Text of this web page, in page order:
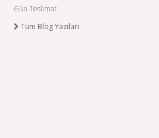
Gün Teslimat
Tüm Blog Yazıları